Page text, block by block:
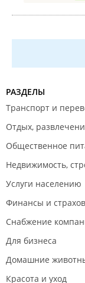
РАЗДЕЛЫ
Транспорт и
Отдых,
Общественное
Недвижимость,
Услуги населению
Финансы и
Снабжение
Для бизнеса
Домашние
Красота и уход